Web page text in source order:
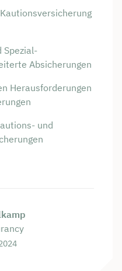
Spezial-
Absicherungen
Herausforderungen
und